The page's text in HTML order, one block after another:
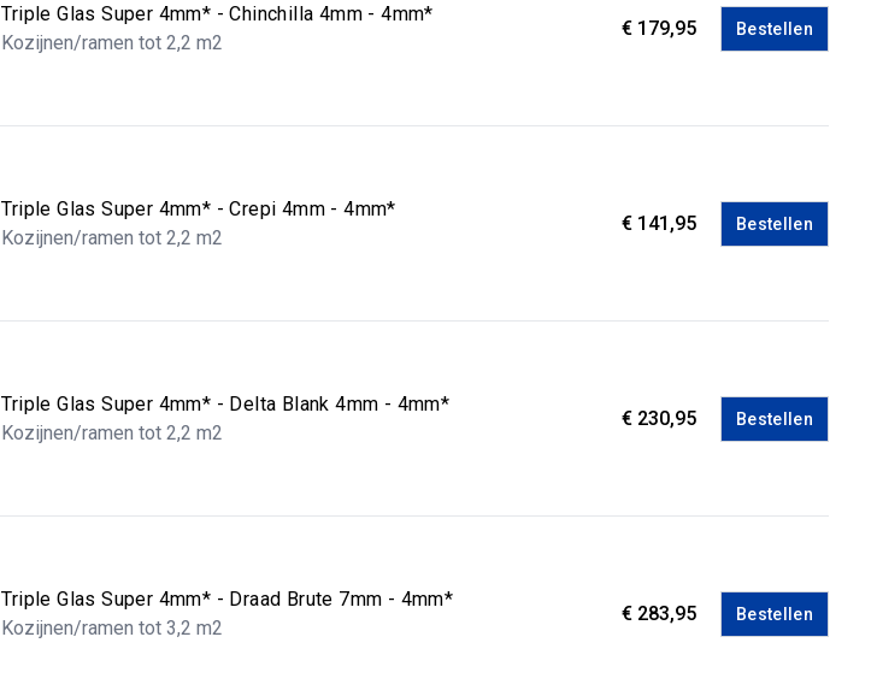
Triple Glas Super 4mm* - Chinchilla 4mm - 4mm*
Kozijnen/ramen tot 2,2 m2
€ 179,95 Bestellen
Triple Glas Super 4mm* - Crepi 4mm - 4mm*
Kozijnen/ramen tot 2,2 m2
€ 141,95 Bestellen
Triple Glas Super 4mm* - Delta Blank 4mm - 4mm*
Kozijnen/ramen tot 2,2 m2
€ 230,95 Bestellen
Triple Glas Super 4mm* - Draad Brute 7mm - 4mm*
Kozijnen/ramen tot 3,2 m2
€ 283,95 Bestellen